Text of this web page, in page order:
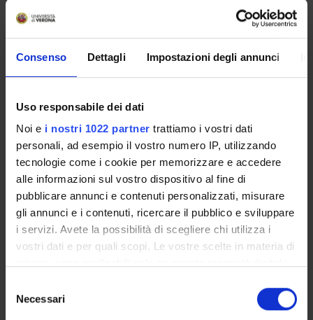
Consenso Dettagli Impostazioni degli annunci
Uso responsabile dei dati
Noi e i nostri 1022 partner trattiamo i vostri dati
personali, ad esempio il vostro numero IP, utilizzando
tecnologie come i cookie per memorizzare e accedere
alle informazioni sul vostro dispositivo al fine di
pubblicare annunci e contenuti personalizzati, misurare
gli annunci e i contenuti, ricercare il pubblico e sviluppare
i servizi. Avete la possibilità di scegliere chi utilizza i
vostri dati e per quali scopi. Le vostre scelte in materia di
modificare o revocare il proprio consenso in qualsiasi
momento dalla Dichiarazione sui cookie o facendo clic
delNecessari
PROJECT PARTICIPANTS
Umberto Bertazzoni
Biology and Genetics Section
ACTIVITIES
SECTIONS